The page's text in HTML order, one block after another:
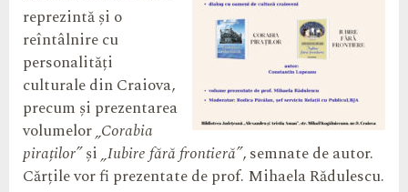
reprezintă și o
reîntâlnire cu
personalități
culturale din Craiova,
precum și prezentarea
volumelor„Corabia
piraților”și„Iubire fără frontieră”, semnate de autor.
Cărțile vor fi prezentate de prof. Mihaela Rădulescu.